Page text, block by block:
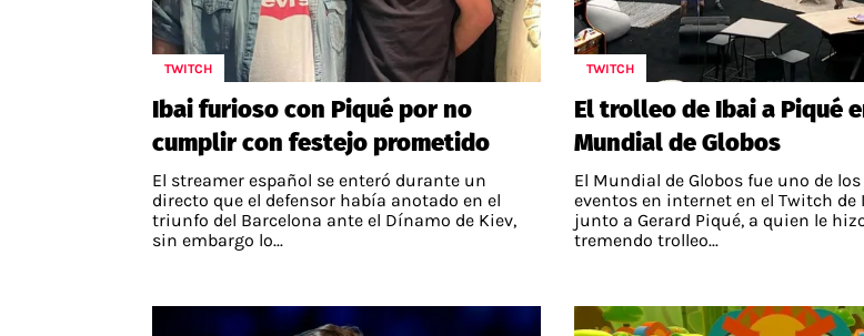
TWITCH
Ibai furioso con Piqué por no
cumplir con festejo prometido
El streamer español se enteró durante un
directo que el defensor había anotado en el
triunfo del Barcelona ante el Dínamo de Kiev,
sin embargo lo...
TWITCH
El trolleo de Ibai a Piqué
Mundial de Globos
El Mundial de Globos fue uno de
eventos en internet en el Twitch de
junto a Gerard Piqué, a quien le
tremendo trolleo...